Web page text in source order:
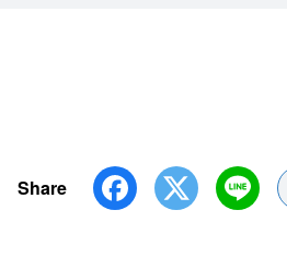
Share